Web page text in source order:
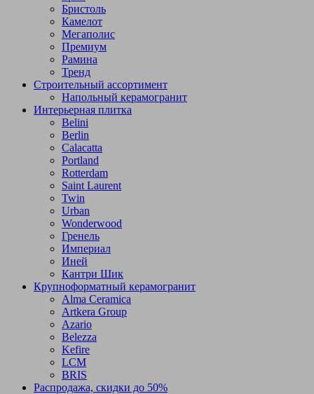
Бристоль
Камелот
Мегаполис
Премиум
Рамина
Тренд
Строительный ассортимент
Напольный керамогранит
Интерьерная плитка
Belini
Berlin
Calacatta
Portland
Rotterdam
Saint Laurent
Twin
Urban
Wonderwood
Гренель
Империал
Иней
Кантри Шик
Крупноформатный керамогранит
Alma Ceramica
Artkera Group
Azario
Belezza
Kefire
LCM
BRIS
Распродажа, скидки до 50%